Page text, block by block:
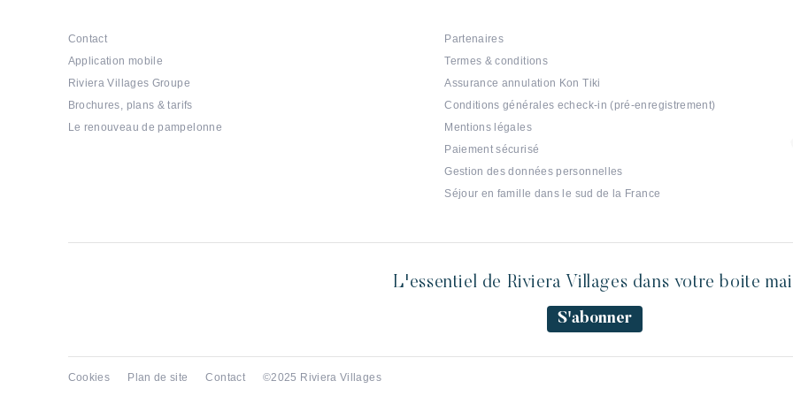
Contact
Application mobile
Riviera Villages Groupe
Brochures, plans & tarifs
Le renouveau de pampelonne
Partenaires
Termes & conditions
Assurance annulation Kon Tiki
Conditions générales echeck-in (pré-enregistrement)
Mentions légales
Paiement sécurisé
Gestion des données personnelles
Séjour en famille dans le sud de la France
L'essentiel de Riviera Villages dans votre boite
S'abonner
Cookies Plan de site Contact ©2025 Riviera Villages